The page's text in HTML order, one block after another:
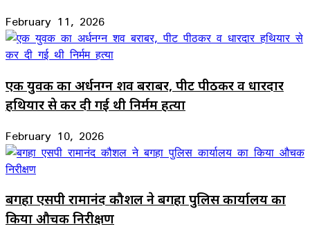
February 11, 2026
एक युवक का अर्धनग्न शव बराबर, पीट पीठकर व धारदार
हथियार से कर दी गई थी निर्मम हत्या
February 10, 2026
बगहा एसपी रामानंद कौशल ने बगहा पुलिस कार्यालय का
किया औचक निरीक्षण